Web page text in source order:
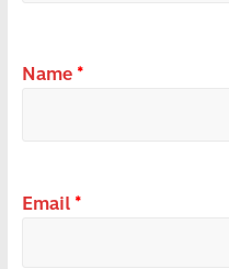
Name *
Email *